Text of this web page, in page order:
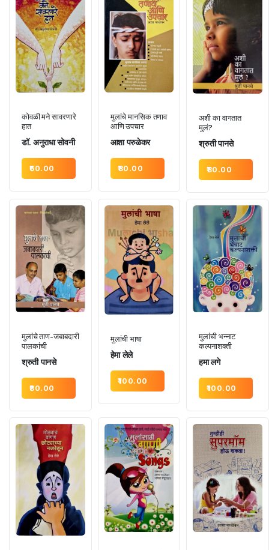
कोवळी मने सावरणारे
हात
डॉ. अनुराधा सोवनी
60.00
मुलांचे मानसिक तणाव
आणि उपचार
आशा परुळेकर
80.00
अशी का वागतात
मुलं?
श्रुती पानसे
80.00
मुलांचे ताण-जबाबदारी
पालकांची
श्रुती पानसे
80.00
मुलांची भाषा
हेमा लेले
100.00
मुलांची भन्नाट
कल्पनाशक्ती
हमा लगे
100.00